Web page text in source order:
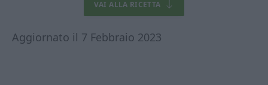
VAI ALLA RICETTA
Aggiornato il 7 Febbraio 2023